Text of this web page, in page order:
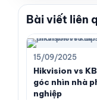
Bài viết liên
15/09/2025
Hikvision vs
góc nhìn nhà
nghiệp